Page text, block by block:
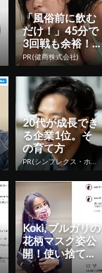
「風俗前に飲む
だけ！」45分で
3回戦も余裕！9
80円で朝まで絶
好調
PR(健商株式会社)
20代が成長でき
る企業1位。そ
の育て方
Koki, ブルガリの
花柄マスク姿公
開！使い捨てマ
スクが捨てられ